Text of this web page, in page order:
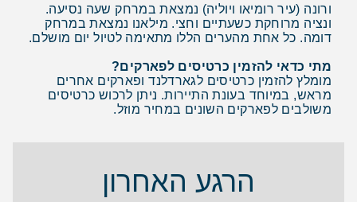
ורונה (עיר רומיאו ויוליה) נמצאת במרחק שעה נסיעה.
ונציה מרוחקת כשעתיים וחצי. מילאנו נמצאת במרחק
דומה. כל אחת מהערים הללו מתאימה לטיול יום מושלם.
מתי כדאי להזמין כרטיסים לפארקים?
מומלץ להזמין כרטיסים לגארדלנד ופארקים אחרים
מראש, במיוחד בעונת התיירות. ניתן לרכוש כרטיסים
משולבים לפארקים השונים במחיר מוזל.
הרגע האחרון